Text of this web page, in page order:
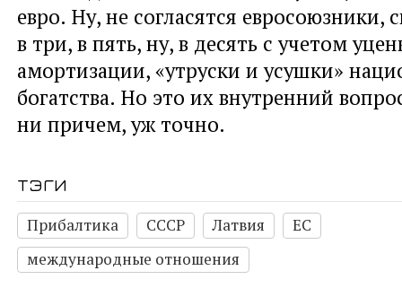
евро. Ну, не согласятся евросоюзники,
в три, в пять, ну, в десять с учетом
амортизации, «утруски и усушки»
богатства. Но это их внутренний
ни причем, уж точно.
тэги
Прибалтика СССР Латвия
ЕС
международные отношения